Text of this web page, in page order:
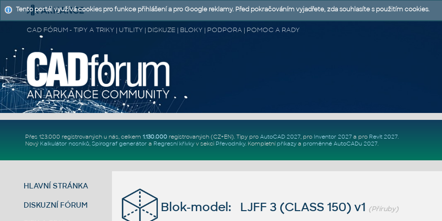
CAD FÓRUM - TIPY A TRIKY | UTILITY | DISKUZE | BLOKY | PODPORA | POMOC A RADY
Přes 123.000 registrovaných u nás, celkem 1.130.000registrovaných (CZ+EN). Tipy pro AutoCAD 2027, pro Inventor 2027a pro Revit 2027.
Nový Kalkulátor nosníků, Spirograf generátor a Regresní křivkyv sekci Převodníky. Kompletní příkazya proměnné AutoCADu 2027.
HLAVNÍ STRÁNKA
DISKUZNÍ FÓRUM Blok-model: LJFF 3 (CLASS 150) v1 (Příruby)
Tento portál využívá cookies pro funkce přihlášení a pro Google reklamy. Před pokračováním vyjadřete, zda souhlasíte s použitím cookies.